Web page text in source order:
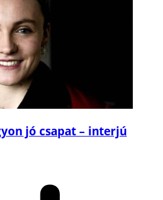
jó csapat – interjú